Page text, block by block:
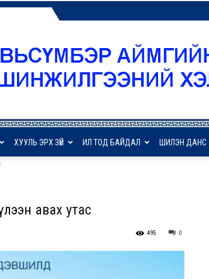
ХУУЛЬ ЭРХ ЗҮЙ ИЛ ТОД БАЙДАЛ ШИЛЭН ДАНС
авах утас
0
495